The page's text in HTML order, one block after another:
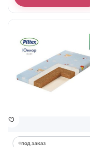
под заказ